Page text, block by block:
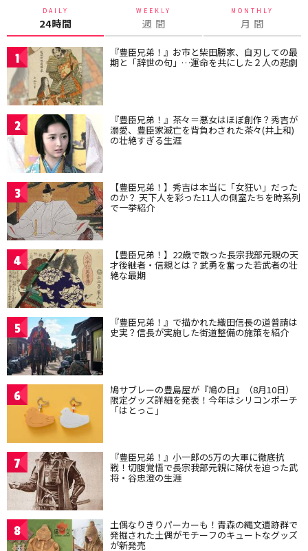
DAILY
24時間
WEEKLY
週 間
MONTHLY
月 間
1 『豊臣兄弟！』お市と柴田勝家、自刃しての最
期と「辞世の句」…運命を共にした２人の悲劇
2 『豊臣兄弟！』茶々＝悪女はほぼ創作？秀吉が
溺愛、豊臣家滅亡を背負わされた茶々(井上和)
の壮絶すぎる生涯
3 【豊臣兄弟！】秀吉は本当に「女狂い」だった
のか？ 天下人を彩った11人の側室たちを時系列
で一挙紹介
4 【豊臣兄弟！】22歳で散った長宗我部元親の天
才後継者・信親とは？武勇を奮った若武者の壮
絶な最期
5 『豊臣兄弟！』で描かれた織田信長の道普請は
史実？信長が実施した街道整備の施策を紹介
6 鳩サブレーの豊島屋が『鳩の日』（8月10日）
限定グッズ詳細を発表！今年はシリコンポーチ
「はとっこ」
7 『豊臣兄弟！』小一郎の5万の大軍に徹底抗
戦！切腹覚悟で長宗我部元親に降伏を迫った武
将・谷忠澄の生涯
8 土偶なりきりパーカーも！青森の縄文遺跡群で
発掘された土偶がモチーフのキュートなグッズ
が新発売